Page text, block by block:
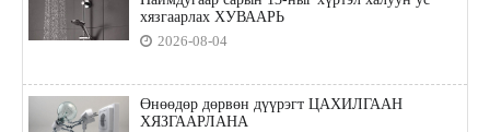
хязгаарлах ХУВААРЬ
2026-08-04
Өнөөдөр дөрвөн дүүрэгт ЦАХИЛГААН
ХЯЗГААРЛАНА